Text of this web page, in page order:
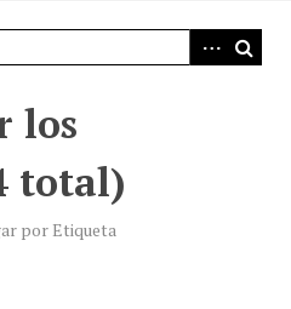
los
total)
por Etiqueta